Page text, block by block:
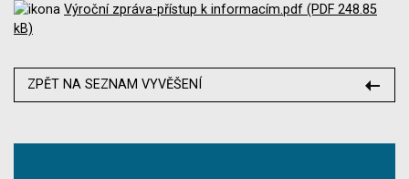
Výroční zpráva-přístup k informacím.pdf (PDF 248.85
kB)
ZPĚT NA SEZNAM VYVĚŠENÍ